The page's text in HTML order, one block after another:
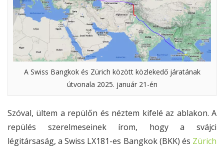
A Swiss Bangkok és Zürich között közlekedő járatának
útvonala 2025. január 21-én
Szóval, ültem a repülőn és néztem kifelé az ablakon. A
repülés szerelmeseinek írom, hogy a svájci
légitársaság, a Swiss LX181-es Bangkok (BKK) és Zürich